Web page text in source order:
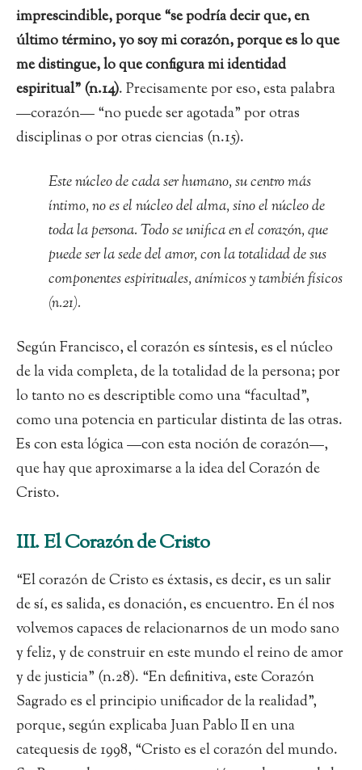
imprescindible, porque “se podría decir que, en
último término, yo soy mi corazón, porque es lo que
me distingue, lo que configura mi identidad
espiritual” (n.14). Precisamente por eso, esta palabra
—corazón— “no puede ser agotada” por otras
disciplinas o por otras ciencias (n.15).
Este núcleo de cada ser humano, su centro más
íntimo, no es el núcleo del alma, sino el núcleo de
toda la persona. Todo se unifica en el corazón, que
puede ser la sede del amor, con la totalidad de sus
componentes espirituales, anímicos y también físicos
(n.21).
Según Francisco, el corazón es síntesis, es el núcleo
de la vida completa, de la totalidad de la persona; por
lo tanto no es descriptible como una “facultad”,
como una potencia en particular distinta de las otras.
Es con esta lógica —con esta noción de corazón—,
que hay que aproximarse a la idea del Corazón de
Cristo.
III. El Corazón de Cristo
“El corazón de Cristo es éxtasis, es decir, es un salir
de sí, es salida, es donación, es encuentro. En él nos
volvemos capaces de relacionarnos de un modo sano
y feliz, y de construir en este mundo el reino de amor
y de justicia” (n.28). “En definitiva, este Corazón
Sagrado es el principio unificador de la realidad”,
porque, según explicaba Juan Pablo II en una
catequesis de 1998, “Cristo es el corazón del mundo.